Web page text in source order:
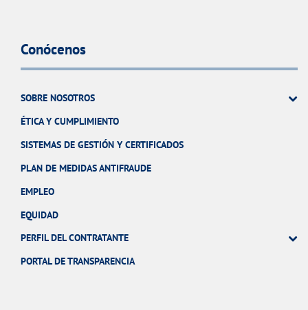
Conócenos
SOBRE NOSOTROS
ÉTICA Y CUMPLIMIENTO
SISTEMAS DE GESTIÓN Y CERTIFICADOS
PLAN DE MEDIDAS ANTIFRAUDE
EMPLEO
EQUIDAD
PERFIL DEL CONTRATANTE
PORTAL DE TRANSPARENCIA